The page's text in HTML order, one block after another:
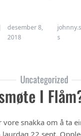
desember 8,
2018
s
Uncategorized
I
vore snakka om å ta